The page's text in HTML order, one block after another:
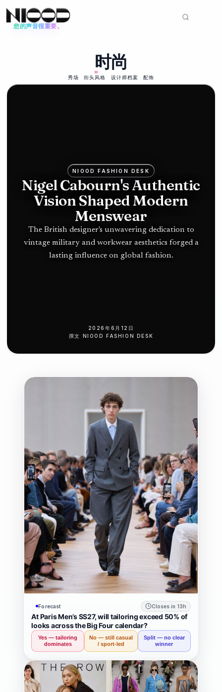
您的声音很重要。
Mike
Boss in
luxury
时尚
秀场 街头风格 设计师档案 配饰
NIOOD FASHION DESK
Nigel Cabourn's Authentic
Vision Shaped Modern
Menswear
The British designer's unwavering dedication to
vintage military and workwear aesthetics forged a
lasting influence on global fashion.
2026年6月12日
撰文
NIOOD FASHION DESK
Forecast Closes in 13h
At Paris Men’s SS27, will tailoring exceed 50% of
looks across the Big Four calendar?
Yes — tailoring
dominates
No — still casual
/ sport-led
Split — no clear
winner